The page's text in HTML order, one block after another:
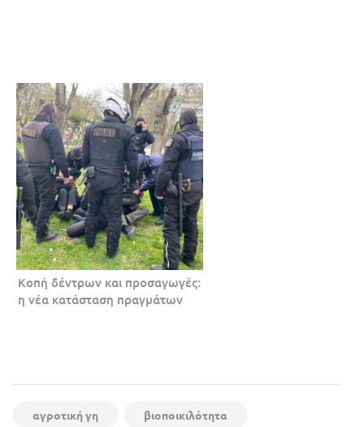
Κοπή δέντρων και προσαγωγές:
η νέα κατάσταση πραγμάτων
αγροτική γη
βιοποικιλότητα